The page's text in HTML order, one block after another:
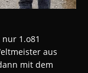
1.o81
aus
mit dem